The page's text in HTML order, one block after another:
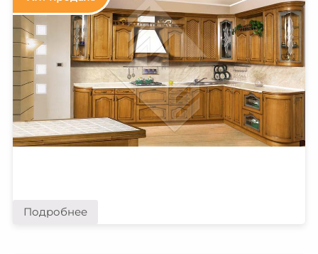
Подробнее